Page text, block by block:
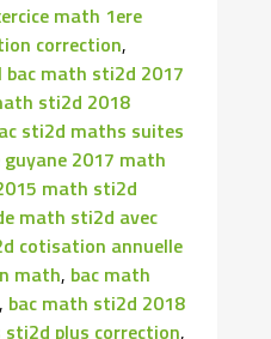
math 1ere
correction,
bac math sti2d 2017
sti2d 2018
sti2d maths suites
2017 math
math sti2d
math sti2d avec
cotisation annuelle
math, bac math
, bac math sti2d 2018
sti2d plus correction,